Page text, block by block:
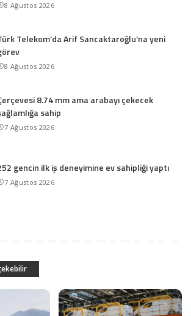
8 Ağustos 2026
Telekom’da Arif Sancaktaroğlu’na yeni
8 Ağustos 2026
8.74 mm ama arabayı çekecek
sahip
7 Ağustos 2026
gencin ilk iş deneyimine ev sahipliği yaptı
7 Ağustos 2026